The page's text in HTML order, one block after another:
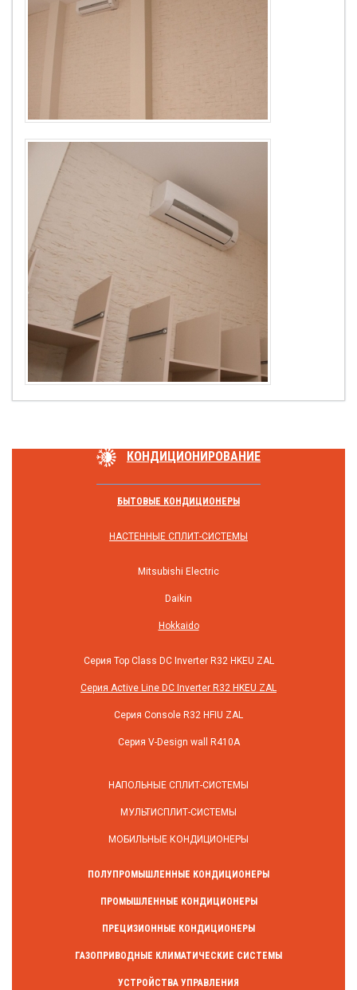
КОНДИЦИОНИРОВАНИЕ
БЫТОВЫЕ КОНДИЦИОНЕРЫ
НАСТЕННЫЕ СПЛИТ-СИСТЕМЫ
Mitsubishi Electric
Daikin
Hokkaido
Серия Top Class DC Inverter R32 HKEU ZAL
Серия Active Line DC Inverter R32 HKEU ZAL
Серия Console R32 HFIU ZAL
Серия V-Design wall R410A
НАПОЛЬНЫЕ СПЛИТ-СИСТЕМЫ
МУЛЬТИСПЛИТ-СИСТЕМЫ
МОБИЛЬНЫЕ КОНДИЦИОНЕРЫ
ПОЛУПРОМЫШЛЕННЫЕ КОНДИЦИОНЕРЫ
ПРОМЫШЛЕННЫЕ КОНДИЦИОНЕРЫ
ПРЕЦИЗИОННЫЕ КОНДИЦИОНЕРЫ
ГАЗОПРИВОДНЫЕ КЛИМАТИЧЕСКИЕ СИСТЕМЫ
УСТРОЙСТВА УПРАВЛЕНИЯ